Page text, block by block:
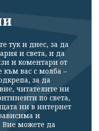
тук и днес, за да
и света, и да
и коментари от
към вас с молба –
за да
читателите ни
по света,
ни в интернет
и
Вие можете да